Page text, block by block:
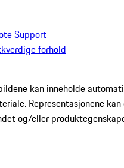
Support
forhold
kan inneholde
Representasjonene
og/eller